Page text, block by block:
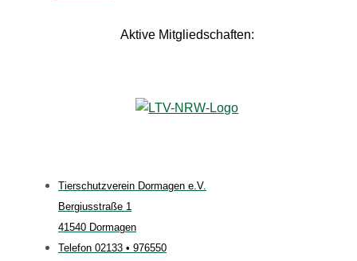
Aktive Mitgliedschaften:
Tierschutzverein Dormagen e.V.
Bergiusstraße 1
41540 Dormagen
Telefon 02133 • 976550